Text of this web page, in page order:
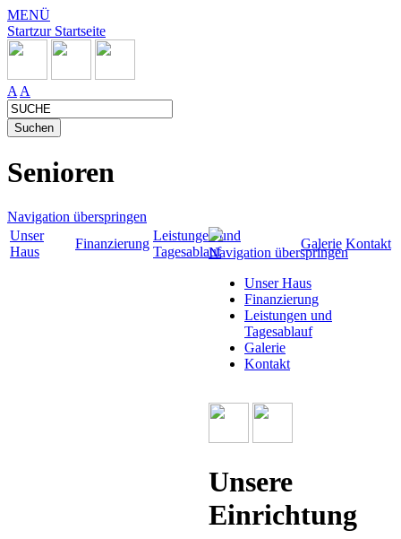
MENÜ
Startzur Startseite
A A
Senioren
Navigation überspringen
Unser
Haus
Finanzierung
Leistungen und
Tagesablauf
Galerie Kontakt
Navigation überspringen
Unser Haus
Finanzierung
Leistungen und
Tagesablauf
Galerie
Kontakt
Unsere
Einrichtung